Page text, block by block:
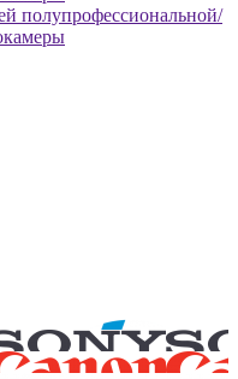
полупрофессиональной/